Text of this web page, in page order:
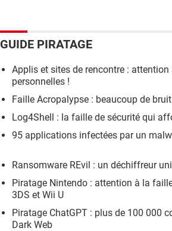
GUIDE PIRATAGE
Applis et sites de rencontre :
personnelles !
Faille Acropalypse : beaucoup de
Log4Shell : la faille de sécurité qui
95 applications infectées par un
Ransomware REvil : un déchiffreur
Piratage Nintendo : attention à la
3DS et Wii U
Piratage ChatGPT : plus de 100 000
Dark Web